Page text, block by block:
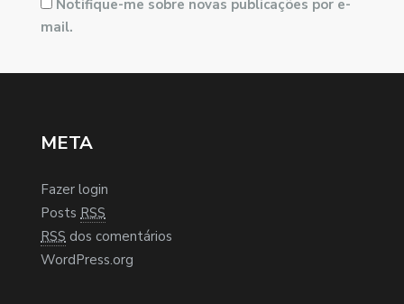
Notifique-me sobre novas publicações por e-
mail.
META
Fazer login
Posts RSS
RSS dos comentários
WordPress.org